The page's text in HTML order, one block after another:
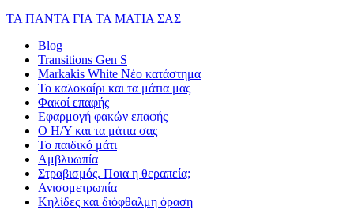
ΤΑ ΠΑΝΤΑ ΓΙΑ ΤΑ ΜΑΤΙΑ ΣΑΣ
Blog
Transitions Gen S
Markakis White Νέο κατάστημα
Το καλοκαίρι και τα μάτια μας
Φακοί επαφής
Εφαρμογή φακών επαφής
Ο Η/Υ και τα μάτια σας
Το παιδικό μάτι
Αμβλυωπία
Στραβισμός. Ποια η θεραπεία;
Ανισομετρωπία
Κηλίδες και διόφθαλμη όραση